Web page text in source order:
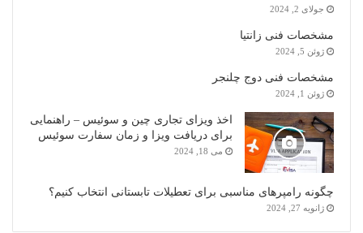
جولای 2, 2024
مشخصات فنی زانتیا
ژوئن 5, 2024
مشخصات فنی دوج چلنجر
ژوئن 1, 2024
اخذ ویزای تجاری چین و سوئیس – راهنمایی
برای دریافت ویزا و زمان سفارت سوئیس
می 18, 2024
چگونه رامپرهای مناسبی برای تعطیلات تابستانی انتخاب کنیم؟
ژانویه 27, 2024